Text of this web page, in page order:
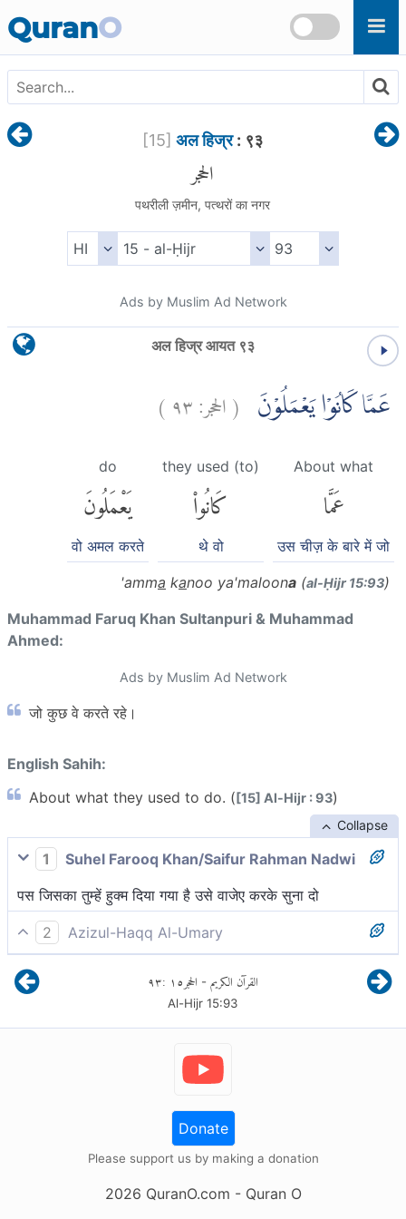
QuranO
[15] अल हिज्र: ९३
الحجر
पथरीली ज़मीन, पत्थरों का नगर
Ads by Muslim Ad Network
अल हिज्र आयत ९३
عَمَّا كَانُوْا يَعْمَلُوْنَ (الحجر:٩٣)
About what
عَمَّا
उस चीज़ के बारे में जो
they used (to)
كَانُوا۟
थे वो
do
يَعْمَلُونَ
वो अमल करते
'amma kanoo ya'maloona (al-Ḥijr 15:93)
Muhammad Faruq Khan Sultanpuri & Muhammad
Ahmed:
Ads by Muslim Ad Network
जो कुछ वे करते रहे।
English Sahih:
About what they used to do. ([15] Al-Hijr : 93)
Collapse
1
Suhel Farooq Khan/Saifur Rahman Nadwi
पस जिसका तुम्हें हुक्म दिया गया है उसे वाजेए करके सुना दो
2
Azizul-Haqq Al-Umary
तुम क्या करते रहे?
القرآن الكريم - الحجر١٥ :٩٣
Al-Hijr 15:93
Donate
Please support us by making a donation
2026 QuranO.com - Quran O